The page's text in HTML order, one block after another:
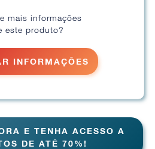
mais informações
este produto?
INFORMAÇÕES
E TENHA ACESSO A
DE ATÉ 70%!